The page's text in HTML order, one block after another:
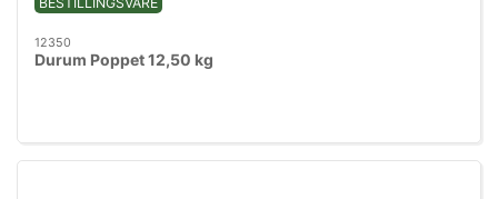
12350
Durum Poppet 12,50 kg